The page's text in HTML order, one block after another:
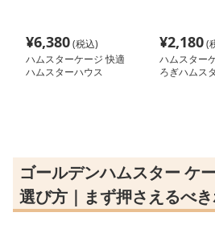
¥6,380(税込)
ハムスターケージ 快適
ハムスターハウス
¥2,180(
ハムスター
ろぎハムス
ゴールデンハムスター ケ
選び方｜まず押さえるべ